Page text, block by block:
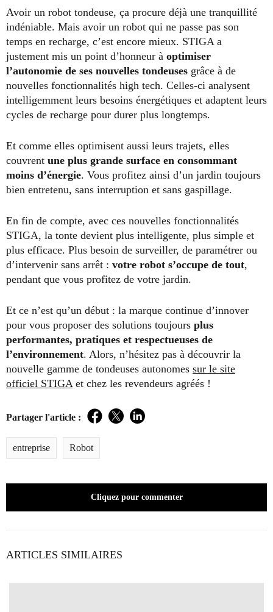
Avoir un robot tondeuse, ça procure déjà une tranquillité
indéniable. Mais avoir un robot qui ne passe pas son
temps en recharge, c’est encore mieux. STIGA a
justement mis un point d’honneur à optimiser
l’autonomie de ses nouvelles tondeuses grâce à de
nouvelles fonctionnalités high tech. Celles-ci analysent
intelligemment leurs besoins énergétiques et adaptent leurs
cycles de recharge pour durer plus longtemps.
Et comme elles optimisent aussi leurs trajets, elles
couvrent une plus grande surface en consommant
moins d’énergie. Vous profitez ainsi d’un jardin toujours
bien entretenu, sans interruption et sans gaspillage.
En fin de compte, avec ces nouvelles fonctionnalités
STIGA, la tonte devient plus intelligente, plus simple et
plus efficace. Plus besoin de surveiller, de paramétrer ou
d’intervenir sans arrêt : votre robot s’occupe de tout,
pendant que vous profitez de votre jardin.
Et ce n’est qu’un début : la marque continue d’innover
pour vous proposer des solutions toujours plus
performantes, pratiques et respectueuses de
l’environnement. Alors, n’hésitez pas à découvrir la
nouvelle gamme de tondeuses autonomes sur le site
officiel STIGAet chez les revendeurs agréés !
Partager l'article : Facebook
TwitterLinkedIn
entreprise Robot
Cliquez pour commenter
ARTICLES SIMILAIRES